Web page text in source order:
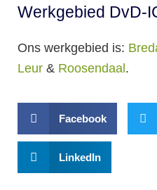
Werkgebied DvD-
Ons werkgebied is:
Leur & Roosendaal .
Facebook
LinkedIn